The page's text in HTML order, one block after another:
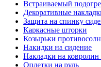
Встраиваемый
Декоративные
Защита на спинку
Каркасные шторки
Козырьки
Накидки на сидение
Накладки на ковролин
Оплетки на руль